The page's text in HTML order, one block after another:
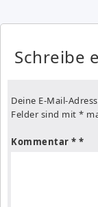
Schreibe
Deine E-Mail-
Felder sind mit *
Kommentar *